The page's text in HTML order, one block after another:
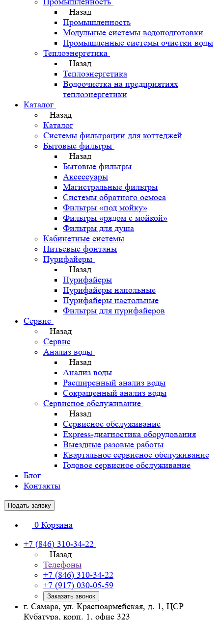
Назад
Промышленность
Модульные системы водоподготовки
Промышленные системы очистки воды
Теплоэнергетика
Назад
Теплоэнергетика
Водоочистка на предприятиях
теплоэнергетики
Каталог
Назад
Каталог
Системы фильтрации для коттеджей
Бытовые фильтры
Назад
Бытовые фильтры
Аксессуары
Магистральные фильтры
Системы обратного осмоса
Фильтры «под мойку»
Фильтры «рядом с мойкой»
Фильтры для душа
Кабинетные системы
Питьевые фонтаны
Пурифайеры
Назад
Пурифайеры
Пурифайеры напольные
Пурифайеры настольные
Фильтры для пурифайеров
Сервис
Назад
Сервис
Анализ воды
Назад
Анализ воды
Расширенный анализ воды
Сокращенный анализ воды
Сервисное обслуживание
Назад
Сервисное обслуживание
Express-диагностика оборудования
Выездные разовые работы
Квартальное сервисное обслуживание
Годовое сервисное обслуживание
Блог
Контакты
Подать заявку
0 Корзина
+7 (846) 310-34-22
Назад
Телефоны
+7 (846) 310-34-22
+7 (917) 030-05-59
Заказать звонок
г. Самара, ул. Красноармейская, д. 1, ЦСР
Кубатура, корп. 1, офис 323